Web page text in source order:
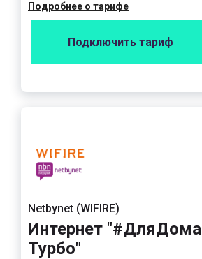
Подробнее о тарифе
Подключить тариф
Netbynet (WIFIRE)
Интернет "#ДляДома
Турбо"